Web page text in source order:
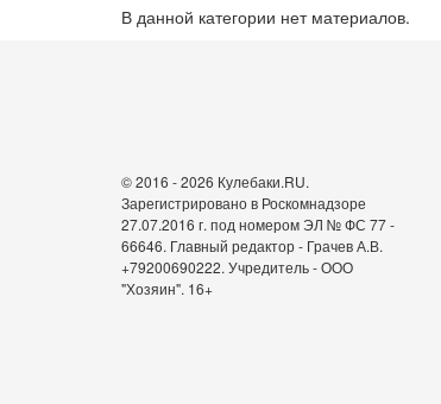
В данной категории нет материалов.
© 2016 - 2026 Кулебаки.RU.
Зарегистрировано в Роскомнадзоре
27.07.2016 г. под номером ЭЛ № ФС 77 -
66646. Главный редактор - Грачев А.В.
+79200690222. Учредитель - ООО
"Хозяин". 16+